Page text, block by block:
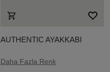
AUTHENTIC AYAKKABI
Daha Fazla Renk